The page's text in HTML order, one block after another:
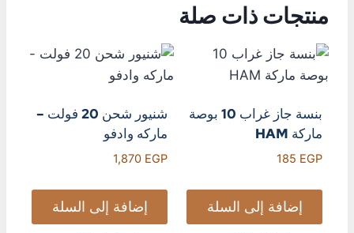
منتجات ذات صلة
بنسة جاز غراب 10 بوصة
ماركة HAM
185 EGP
إضافة إلى السلة
شنيور شحن 20 فولت –
ماركه وادفو
1,870 EGP
إضافة إلى السلة